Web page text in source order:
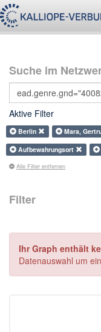
Suche im
Aktive Filter
Berlin Mara,
Aufbewahrungsort
Alle Filter entfernen
Filter
Ihr Graph enthält
Datenauswahl um